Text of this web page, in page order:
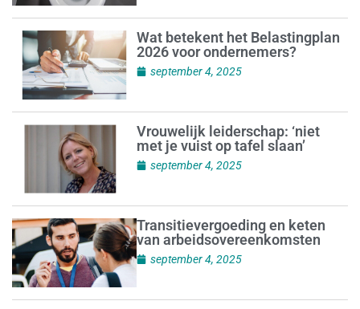
Wat betekent het Belastingplan
2026 voor ondernemers?
september 4, 2025
Vrouwelijk leiderschap: ‘niet
met je vuist op tafel slaan’
september 4, 2025
Transitievergoeding en keten
van arbeidsovereenkomsten
september 4, 2025